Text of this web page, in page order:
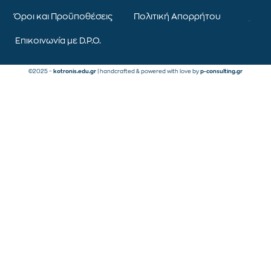
Όροι και Προϋποθέσεις Πολιτική Απορρήτου
Επικοινωνία με D.P.O.
©2025 – kotronis.edu.gr | handcrafted & powered with love by p-consulting.gr